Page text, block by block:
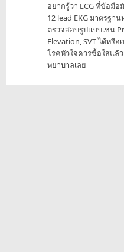
อยากรู้ว่า ECG ที่ข้อมื
12 lead EKG มาตรฐาน
ตรวจสอบรูปแบบเช่น
Elevation, SVT ได้หรื
โรคหัวใจควรซื้อใส่แล้
พยาบาลเลย